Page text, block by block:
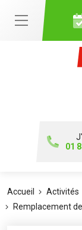
01
Accueil
Activités
Remplacement